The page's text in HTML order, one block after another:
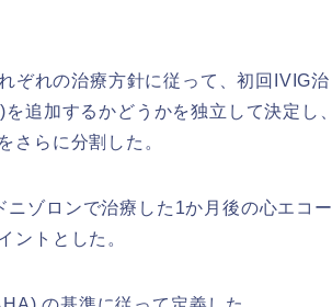
ぞれの治療方針に従って、初回IVIG治
追加するかどうかを独立して決定し、
さらに分割した。
ゾロンで治療した1か月後の心エコー
ントとした。